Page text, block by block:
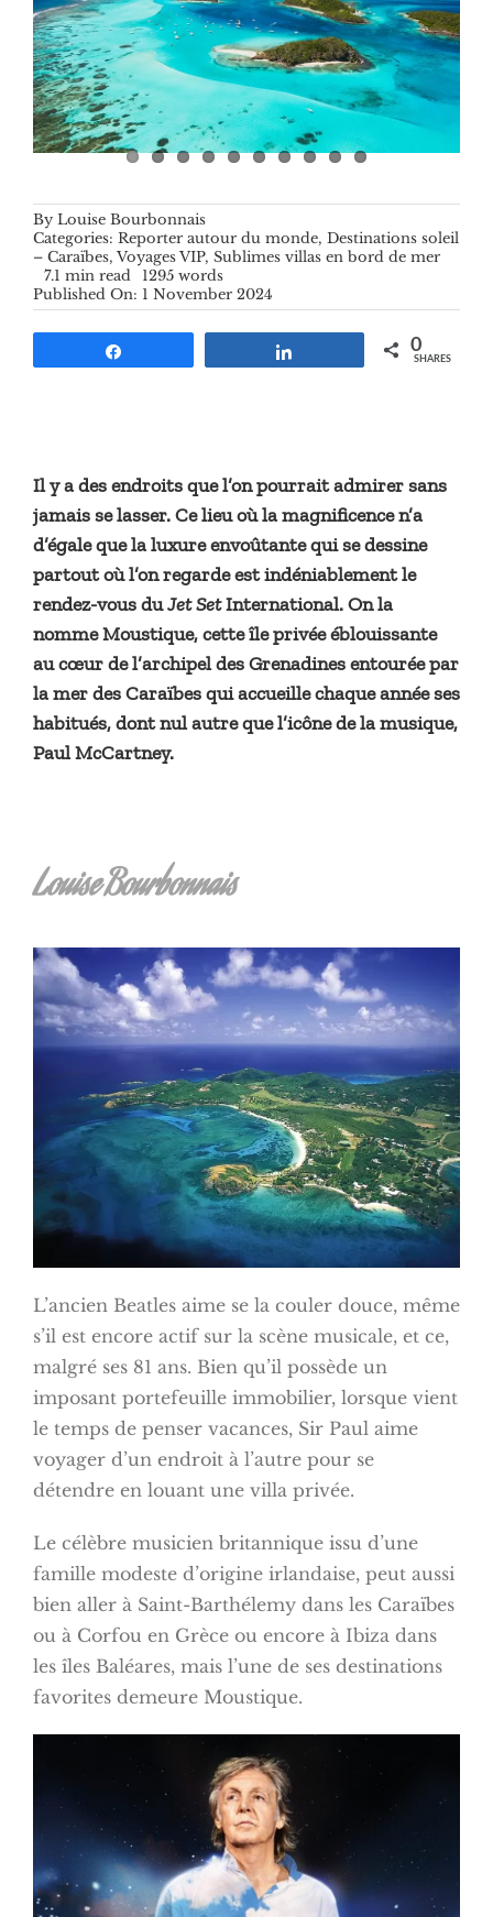
By Louise Bourbonnais
Categories: Reporter autour du monde, Destinations soleil
– Caraïbes, Voyages VIP, Sublimes villas en bord de mer
7.1 min read
1295 words
Published On: 1 November 2024
0
SHARES
Il y a des endroits que l’on pourrait admirer sans
jamais se lasser. Ce lieu où la magnificence n’a
d’égale que la luxure envoûtante qui se dessine
partout où l’on regarde est indéniablement le
rendez-vous duJet SetInternational. On la
nomme Moustique, cette île privée éblouissante
au cœur de l’archipel des Grenadines entourée par
la mer des Caraïbes qui accueille chaque année ses
habitués, dont nul autre que l’icône de la musique,
Paul McCartney.
Louise Bourbonnais
L’ancien Beatles aime se la couler douce, même
s’il est encore actif sur la scène musicale, et ce,
malgré ses 81 ans. Bien qu’il possède un
imposant portefeuille immobilier, lorsque vient
le temps de penser vacances, Sir Paul aime
voyager d’un endroit à l’autre pour se
détendre en louant une villa privée.
Le célèbre musicien britannique issu d’une
famille modeste d’origine irlandaise, peut aussi
bien aller à Saint-Barthélemy dans les Caraïbes
ou à Corfou en Grèce ou encore à Ibiza dans
les îles Baléares, mais l’une de ses destinations
favorites demeure Moustique.